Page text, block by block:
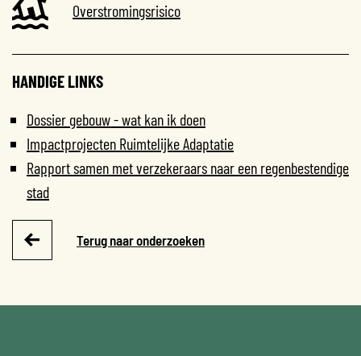
Overstromingsrisico
HANDIGE LINKS
Dossier gebouw - wat kan ik doen
Impactprojecten Ruimtelijke Adaptatie
Rapport samen met verzekeraars naar een regenbestendige
stad
Terug naar onderzoeken